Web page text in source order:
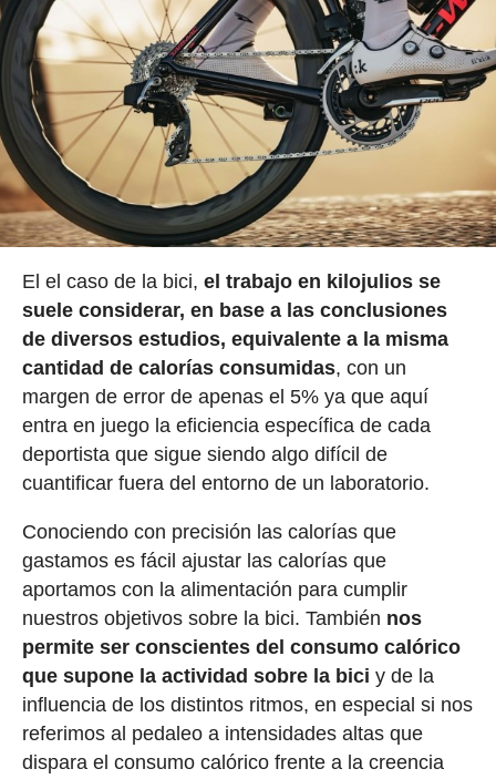
El el caso de la bici, el trabajo en kilojulios se
suele considerar, en base a las conclusiones
de diversos estudios, equivalente a la misma
cantidad de calorías consumidas, con un
margen de error de apenas el 5% ya que aquí
entra en juego la eficiencia específica de cada
deportista que sigue siendo algo difícil de
cuantificar fuera del entorno de un laboratorio.
Conociendo con precisión las calorías que
gastamos es fácil ajustar las calorías que
aportamos con la alimentación para cumplir
nuestros objetivos sobre la bici. También nos
permite ser conscientes del consumo calórico
que supone la actividad sobre la bici y de la
influencia de los distintos ritmos, en especial si nos
referimos al pedaleo a intensidades altas que
dispara el consumo calórico frente a la creencia